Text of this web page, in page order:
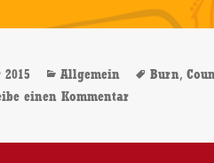
2015 Kategorien
Allgemein Burn,
einen Kommentarzu Scott